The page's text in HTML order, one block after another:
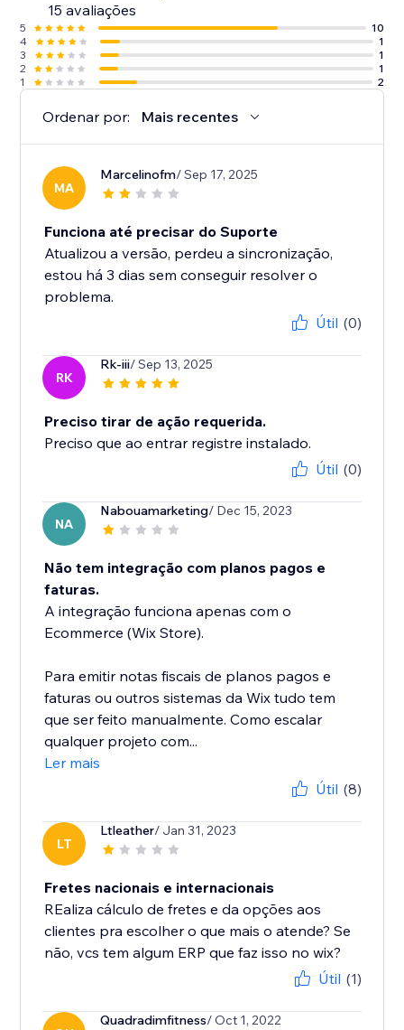
15 avaliações
5
10
4
1
3
1
2
1
1
2
Ordenar por: Mais recentes
MA
Marcelinofm/ Sep 17, 2025
Funciona até precisar do Suporte
Atualizou a versão, perdeu a sincronização,
estou há 3 dias sem conseguir resolver o
problema.
Útil (0)
RK
Rk-iii/ Sep 13, 2025
Preciso tirar de ação requerida.
Preciso que ao entrar registre instalado.
Útil (0)
NA
Nabouamarketing/ Dec 15, 2023
Não tem integração com planos pagos e
faturas.
A integração funciona apenas com o
Ecommerce (Wix Store).
Para emitir notas fiscais de planos pagos e
faturas ou outros sistemas da Wix tudo tem
que ser feito manualmente. Como escalar
qualquer projeto com...
Ler mais
Útil (8)
LT
Ltleather/ Jan 31, 2023
Fretes nacionais e internacionais
REaliza cálculo de fretes e da opções aos
clientes pra escolher o que mais o atende? Se
não, vcs tem algum ERP que faz isso no wix?
Útil (1)
Quadradimfitness/ Oct 1, 2022